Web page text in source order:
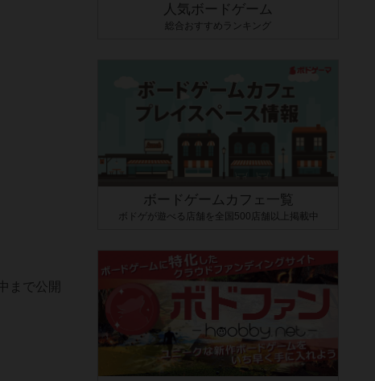
まで公開
人気ボードゲーム
総合おすすめランキング
ボードゲームカフェ一覧
ボドゲが遊べる店舗を全国500店舗以上掲載中